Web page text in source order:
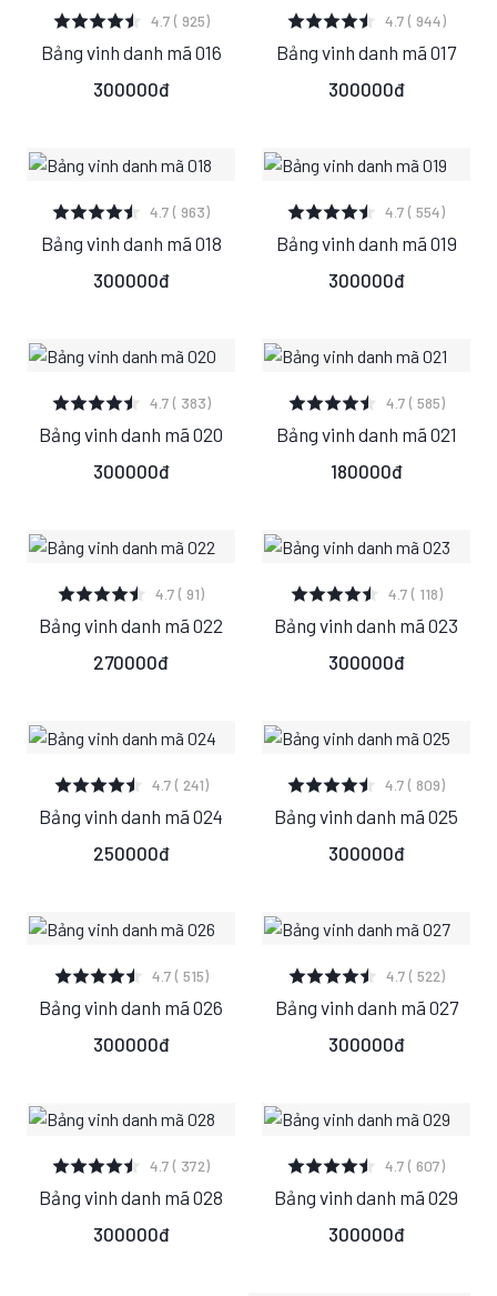
XEM CHI TIẾT
S M L
4.7 ( 925)
Bảng vinh danh mã 016
300000đ
XEM CHI TIẾT
S M L
4.7 ( 944)
Bảng vinh danh mã 017
300000đ
XEM CHI TIẾT
S M L
4.7 ( 963)
Bảng vinh danh mã 018
300000đ
XEM CHI TIẾT
S M L
4.7 ( 554)
Bảng vinh danh mã 019
300000đ
XEM CHI TIẾT
S M L
4.7 ( 383)
Bảng vinh danh mã 020
300000đ
XEM CHI TIẾT
S M L
4.7 ( 585)
Bảng vinh danh mã 021
180000đ
XEM CHI TIẾT
S M L
4.7 ( 91)
Bảng vinh danh mã 022
270000đ
XEM CHI TIẾT
S M L
4.7 ( 118)
Bảng vinh danh mã 023
300000đ
XEM CHI TIẾT
S M L
4.7 ( 241)
Bảng vinh danh mã 024
250000đ
XEM CHI TIẾT
S M L
4.7 ( 809)
Bảng vinh danh mã 025
300000đ
XEM CHI TIẾT
S M L
4.7 ( 515)
Bảng vinh danh mã 026
300000đ
XEM CHI TIẾT
S M L
4.7 ( 522)
Bảng vinh danh mã 027
300000đ
XEM CHI TIẾT
S M L
4.7 ( 372)
Bảng vinh danh mã 028
300000đ
XEM CHI TIẾT
S M L
4.7 ( 607)
Bảng vinh danh mã 029
300000đ